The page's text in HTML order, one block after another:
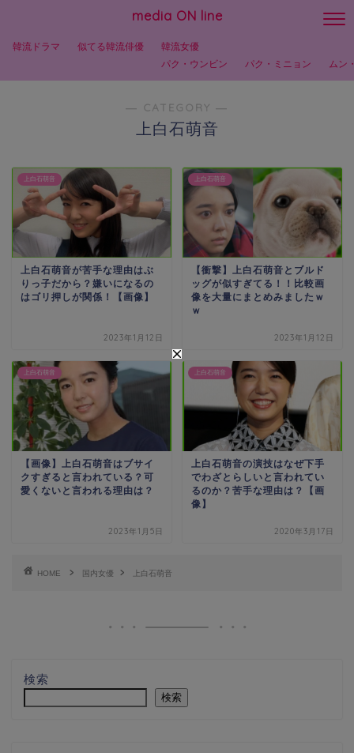
media ON line
韓流ドラマ 似てる韓流俳優
韓流女優
パク・ウンビン
パク・ミニョン ムン
― CATEGORY ―
上白石萌音
上白石萌音
上白石萌音が苦手な理由はぶ
りっ子だから？嫌いになるの
はゴリ押しが関係！【画像】
2023年1月12日
上白石萌音
【衝撃】上白石萌音とブルド
ッグが似すぎてる！！比較画
像を大量にまとめみましたｗ
ｗ
2023年1月12日
上白石萌音
【画像】上白石萌音はブサイ
クすぎると言われている？可
愛くないと言われる理由は？
2023年1月5日
上白石萌音
上白石萌音の演技はなぜ下手
でわざとらしいと言われてい
るのか？苦手な理由は？【画
像】
2020年3月17日
HOME 国内女優 上白石萌音
検索
検索